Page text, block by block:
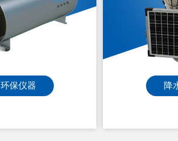
降水仪器 气
HY-F10型便携式明渠流量计